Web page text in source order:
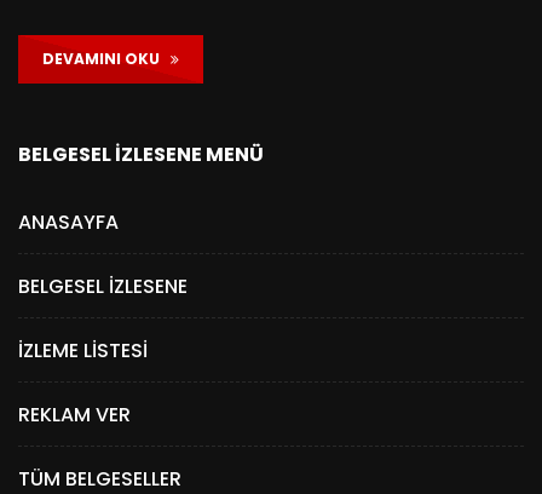
DEVAMINI OKU
BELGESEL İZLESENE MENÜ
ANASAYFA
BELGESEL İZLESENE
İZLEME LISTESI
REKLAM VER
TÜM BELGESELLER